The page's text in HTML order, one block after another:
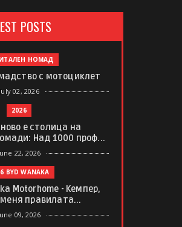
POSTS
НОМАД
с мотоциклет
July 02, 2026
2026
е столица на
Над 1000 проф...
22, 2026
BYD WANAKA
Motorhome - Кемпер,
правилата...
09, 2026